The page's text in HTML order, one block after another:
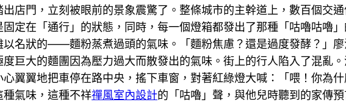
店門，立刻被眼前的景象震驚了。整條城市的主幹道上，數百個交
定在「通行」的狀態，同時，每一個燈箱都發出了那種「咕嚕咕嚕
以名狀的——麵粉蒸煮過頭的氣味。「麵粉焦慮？還是過度發酵？」
巨大的麵團因為壓力過大而散發出的氣味。街上的行人陷入了混亂
翼翼地把車停在路中央，搖下車窗，對著紅綠燈大喊：「喂！你為
氣味，這種不祥禪風室內設計的「咕嚕」聲，與他兒時聽到的家傳